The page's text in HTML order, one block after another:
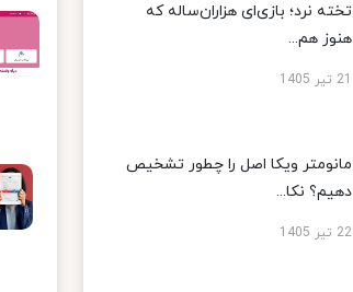
تخته نرد؛ بازی‌ای هزاران‌ساله که
هنوز هم...
21 تیر 1405
مانومتر ویکا اصل را چطور تشخیص
دهیم؟ نکا...
22 تیر 1405